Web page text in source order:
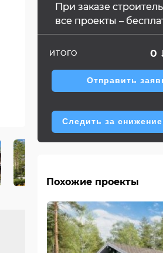
При заказе
все проекты –
ИТОГО 0
Отправить
Следить за
Похожие проекты